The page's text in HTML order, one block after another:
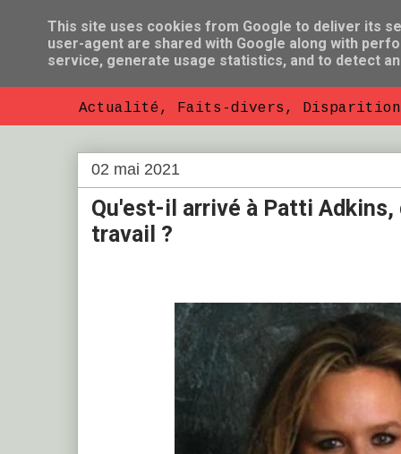
So Florent B
Actualité, Faits-divers,
02 mai 2021
Qu'est-il arrivé à Patti Adkins,
travail ?
This site uses cookies from Google to deliver its
user-agent are shared with Google along with
service, generate usage statistics, and to detect